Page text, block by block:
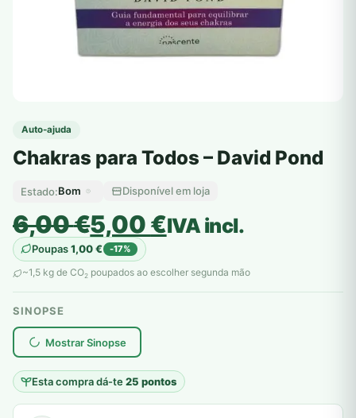
Auto-ajuda
Chakras para Todos – David Pond
Estado:Bom Disponível em loja
6,00€
O
preço
original
era:
6,00 €.
5,00€
O
preço
atual
é:
5,00 €.
IVA incl.
Poupas1,00€ -17%
~1,5 kg de CO2 poupados ao escolher segunda mão
SINOPSE
Mostrar Sinopse
Esta compra dá-te25 pontos
plantar árvores reais